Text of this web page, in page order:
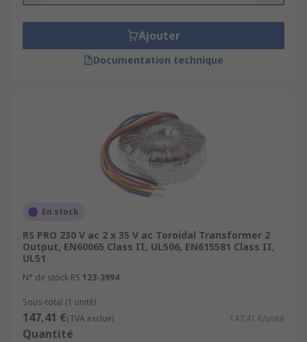
Ajouter
Documentation technique
En stock
RS PRO 230 V ac 2 x 35 V ac Toroidal Transformer 2
Output, EN60065 Class II, UL506, EN615581 Class II,
UL51
N° de stock RS 123-3994
Sous-total (1 unité)
147,41 €(TVA exclue) 147,41 €/unité
Quantité